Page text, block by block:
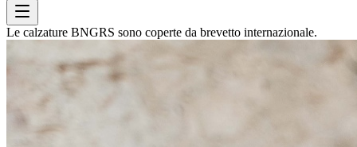
Le calzature BNGRS sono coperte da brevetto internazionale.